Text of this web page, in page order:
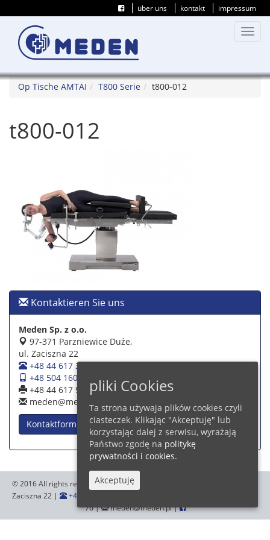
über uns kontakt impressum
Op Tische AMTAI T800 Serie t800-012
t800-012
Kontaktieren Sie uns
Meden Sp. z o.o.
97-371 Parzniewice Duże,
ul. Zaciszna 22
+48 44 617 39 39
+48 504 160 942
+48 44 617 93 76
meden@meden.pl
Kontaktformular
© 2016 All rights reserved.Meden Sp. z o.o.
Zaciszna 22 |
+48 44 617 39 39
76 |
meden@meden.pl |
pliki Cookies
Ta strona używaja plików cookies czyli
ciasteczek. Klikając "Akceptuję" lub
korzystając dalej z serwisu, wyrażają
Państwo zgodę na politykę
prywatności i cookies.
Akceptuję